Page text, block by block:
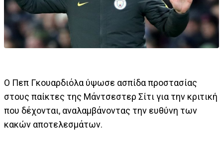
Ο Πεπ Γκουαρδιόλα ύψωσε ασπίδα προστασίας
στους παίκτες της Μάντσεστερ Σίτι για την κριτική
που δέχονται, αναλαμβάνοντας την ευθύνη των
κακών αποτελεσμάτων.